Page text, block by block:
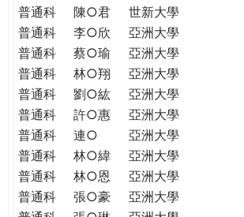
普通科
陳○君 世新大學
普通科
李○欣 亞洲大學
普通科
蔡○瑜 亞洲大學
普通科
林○翔 亞洲大學
普通科
劉○紘 亞洲大學
普通科
許○惠 亞洲大學
普通科
連○ 亞洲大學
普通科
林○緯 亞洲大學
普通科
林○恩 亞洲大學
普通科
張○豪 亞洲大學